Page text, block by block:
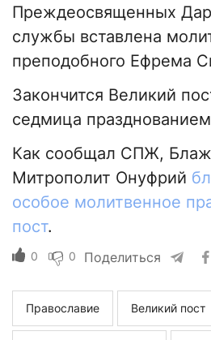
Преждеосвященных
службы вставлена
преподобного Ефрема
Закончится Великий
седмица
Как сообщал СПЖ,
Митрополит Онуфрий
особое молитвенное
пост.
0 0 Поделиться
Православие Великий пост